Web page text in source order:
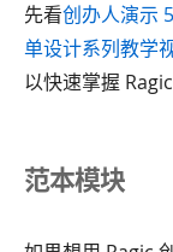
先看创办人演示
单设计系列教学
以快速掌握
范本模块